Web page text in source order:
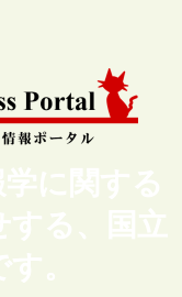
に関する
する、国立
。